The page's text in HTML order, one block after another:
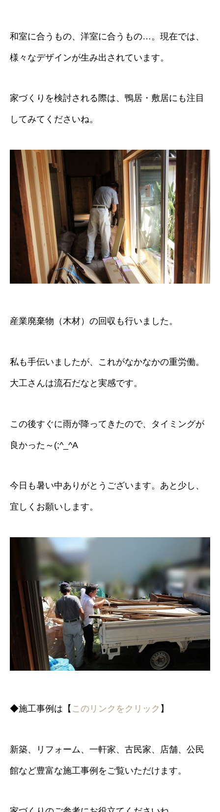
和室に合うもの、洋室に合うもの…。現在では、
様々なデザインが生み出されています。
家づくりを検討される際は、鴨居・敷居にも注目
してみてくださいね。
産業廃棄物（木材）の回収も行いました。
私も手伝いましたが、これがなかなかの重労働。
大工さんは流石だなと実感です。
この後すぐに雨が降ってきたので、タイミングが
良かった～(;^_^A
今日も暑い中ありがとうございます。あと少し、
宜しくお願いします。
◆施工事例は【 このリンクをクリック 】
新築、リフォーム、一軒家、古民家、店舗、公民
館など豊富な施工事例をご覧いただけます。